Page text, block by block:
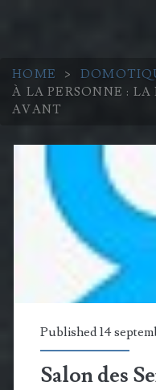
HOME >
À LA PERSONNE :
AVANT
Published 14
Salon des